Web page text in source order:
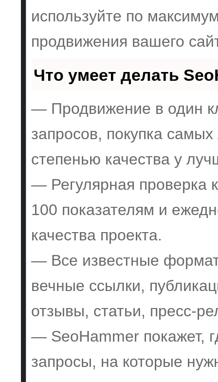
используйте по
продвижения вашего
Что умеет делать
— Продвижение в один
запросов, покупка
степенью качества у
— Регулярная проверка
100 показателям и
качества проекта.
— Все известные
вечные ссылки,
отзывы, статьи, пресс-
— SeoHammer покажет,
запросы, на которые